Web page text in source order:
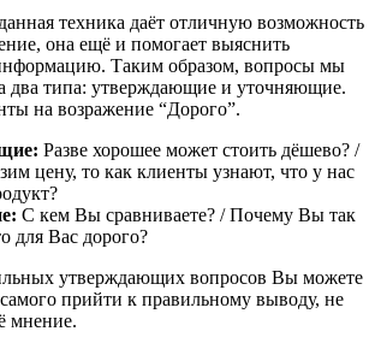
техника даёт отличную возможность
она ещё и помогает выяснить
Таким образом, вопросы мы
два типа: утверждающие и уточняющие.
на возражение “Дорого”.
Разве хорошее может стоить дёшево? /
цену, то как клиенты узнают, что у нас
С кем Вы сравниваете? / Почему Вы так
для Вас дорого?
утверждающих вопросов Вы можете
самого прийти к правильному выводу, не
мнение.